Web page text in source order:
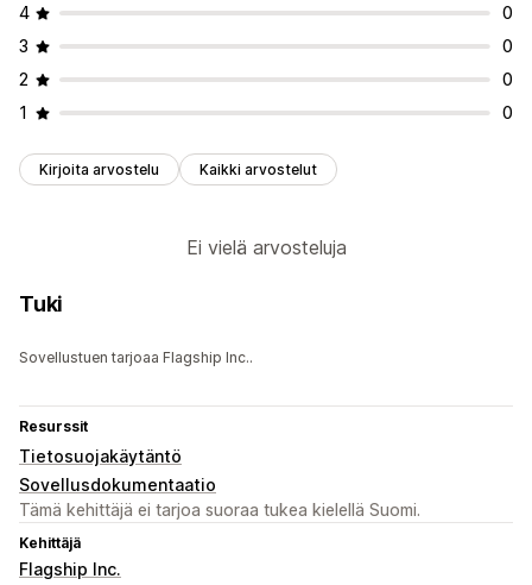
4
0
3
0
2
0
1
0
Kirjoita arvostelu Kaikki arvostelut
Ei vielä arvosteluja
Tuki
Sovellustuen tarjoaa Flagship Inc..
Resurssit
Tietosuojakäytäntö
Sovellusdokumentaatio
Tämä kehittäjä ei tarjoa suoraa tukea kielellä Suomi.
Kehittäjä
Flagship Inc.